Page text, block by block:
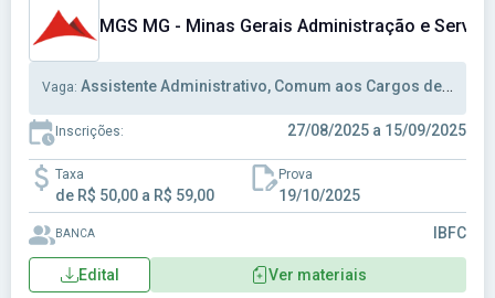
MGS MG - Minas Gerais Administração e
Vaga: Assistente Administrativo, Comum aos Cargos de Ensino Fundamental
Inscrições: 27/08/2025 a 15/09/2025
Taxa
de R$ 50,00 a R$ 59,00
Prova
19/10/2025
BANCA IBFC
Edital Ver materiais